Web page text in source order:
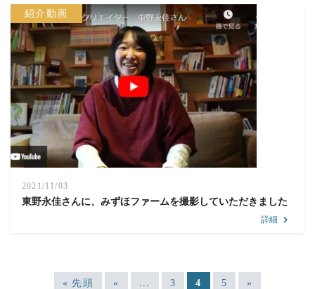
紹介動画
2021/11/03
東野永佳さんに、みずほファームを撮影していただきました
詳細
« 先頭 « ... 3 4 5 »